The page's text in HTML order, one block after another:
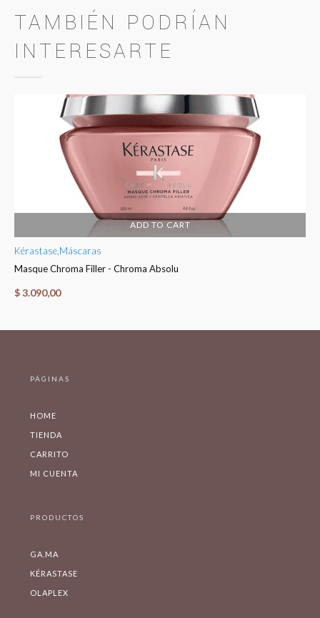
TAMBIÉN PODRÍAN
INTERESARTE
ADD TO CART
Kérastase Máscaras
Masque Chroma Filler - Chroma Absolu
$3.090,00
PÁGINAS
HOME
TIENDA
CARRITO
MI CUENTA
PRODUCTOS
GA.MA
KÉRASTASE
OLAPLEX